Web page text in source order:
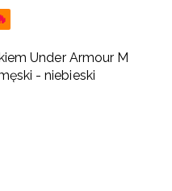
Under Armour M
- niebieski